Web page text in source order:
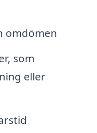
omdömen
som
eller